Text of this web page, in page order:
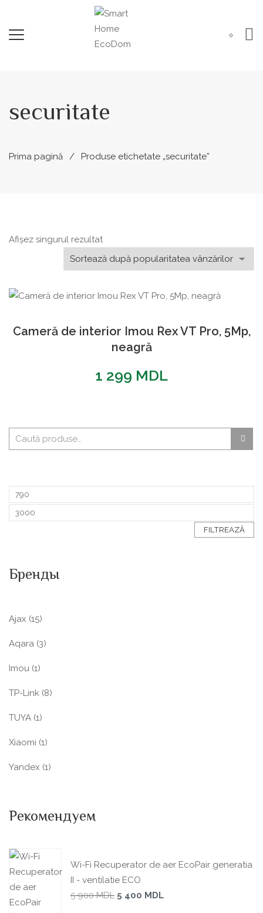
0
securitate
Prima pagină Produse etichetate „securitate”
Afișez singurul rezultat
Cameră de interior Imou Rex VT Pro, 5Mp,
neagră
1 299 MDL
FILTREAZĂ
Бренды
Ajax (15)
Aqara (3)
Imou (1)
TP-Link (8)
TUYA (1)
Xiaomi (1)
Yandex (1)
Рекомендуем
Wi-Fi Recuperator de aer EcoPair generatia
II - ventilatie ECO
5 900MDL 5 400 MDL